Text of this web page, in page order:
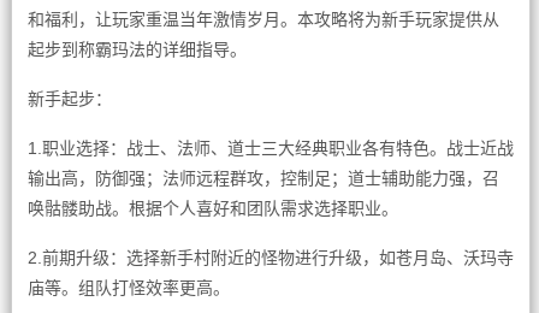
和福利，让玩家重温当年激情岁月。本攻略将为新手玩家提供从
起步到称霸玛法的详细指导。
新手起步：
1.职业选择：战士、法师、道士三大经典职业各有特色。战士近战
输出高，防御强；法师远程群攻，控制足；道士辅助能力强，召
唤骷髅助战。根据个人喜好和团队需求选择职业。
2.前期升级：选择新手村附近的怪物进行升级，如苍月岛、沃玛寺
庙等。组队打怪效率更高。